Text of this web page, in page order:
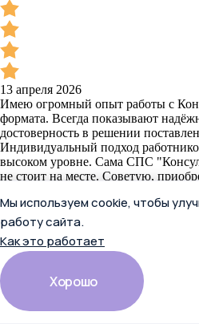
13 апреля 2026
Имею огромный опыт работы с
формата. Всегда показывают
достоверность в решении
Индивидуальный подход
высоком уровне. Сама СПС
не стоит на месте. Советую,
Читать полностью
Отзыв в Яндекс.Картах
Вячеслав Вершинин
Мы используем cookie, чтобы
работу сайта.
Как это работает
Хорошо